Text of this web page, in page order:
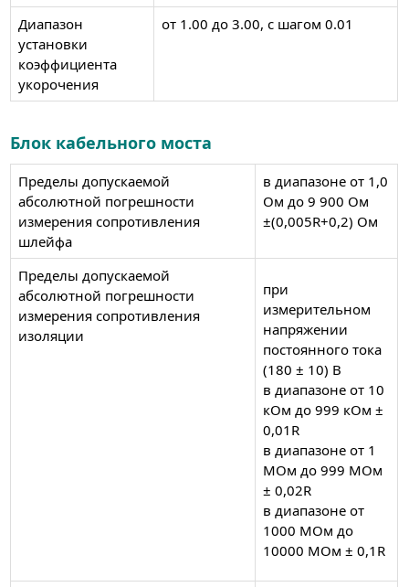
Диапазон
установки
коэффициента
укорочения
от 1.00 до 3.00, с шагом 0.01
Блок кабельного моста
Пределы допускаемой
абсолютной погрешности
измерения сопротивления
шлейфа
в диапазоне от 1,0
Ом до 9 900 Ом
±(0,005R+0,2) Ом
Пределы допускаемой
абсолютной погрешности
измерения сопротивления
изоляции
при
измерительном
напряжении
постоянного тока
(180 ± 10) В
в диапазоне от 10
кОм до 999 кОм ±
0,01R
в диапазоне от 1
МОм до 999 МОм
± 0,02R
в диапазоне от
1000 МОм до
10000 МОм ± 0,1R